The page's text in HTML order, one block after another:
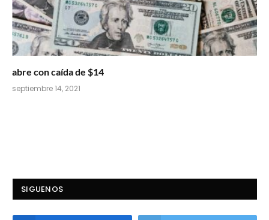
abre con caída de $14
septiembre 14, 2021
SIGUENOS